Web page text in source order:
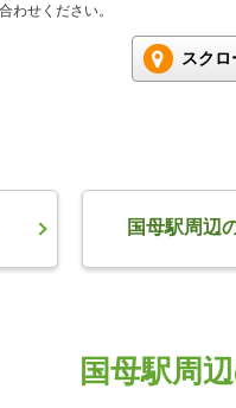
わせください。
スク
国母駅周辺
国母駅周